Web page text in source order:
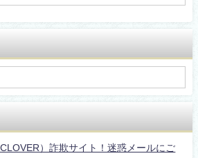
）詐欺サイト！迷惑メールにご